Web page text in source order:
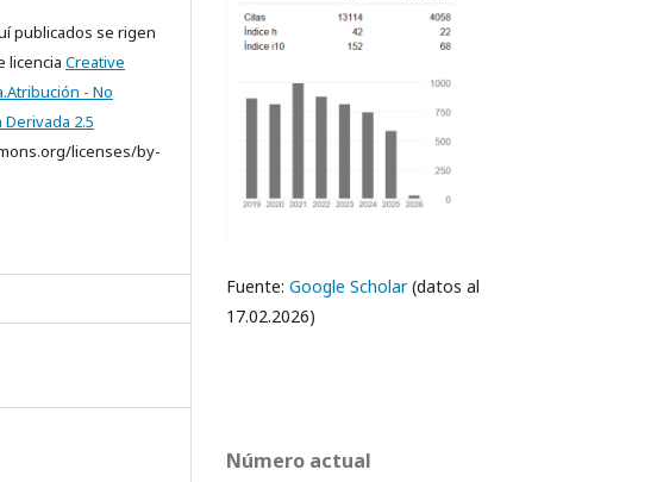
publicados se rigen
licencia Creative
- No
Derivada 2.5
licenses/by-
Fuente: Google Scholar(datos al
17.02.2026)
Número actual